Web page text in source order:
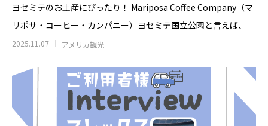
ヨセミテのお土産にぴったり！ Mariposa Coffee Company（マ
リポサ・コーヒー・カンパニー）ヨセミテ国立公園と言えば、
2025.11.07 アメリカ観光